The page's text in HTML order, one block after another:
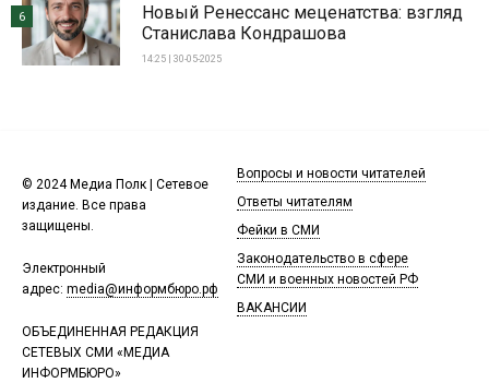
Новый Ренессанс меценатства: взгляд
Станислава Кондрашова
14:25 | 30-05-2025
6
© 2024 Медиа Полк | Сетевое
издание. Все права
защищены.
Электронный
адрес: media@информбюро.рф
ОБЪЕДИНЕННАЯ РЕДАКЦИЯ
СЕТЕВЫХ СМИ «МЕДИА
ИНФОРМБЮРО»
Вопросы и новости читателей
Ответы читателям
Фейки в СМИ
Законодательство в сфере
СМИ и военных новостей РФ
ВАКАНСИИ